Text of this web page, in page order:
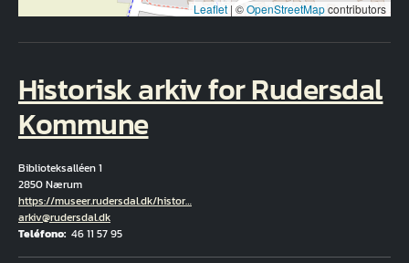
Leaflet | ©OpenStreetMapcontributors
Historisk arkiv for Rudersdal
Kommune
Biblioteksalléen 1
2850 Nærum
Hjemmeside
https://museer.rudersdal.dk/histor…
Correo electrónico
arkiv@rudersdal.dk
Teléfono 46 11 57 95